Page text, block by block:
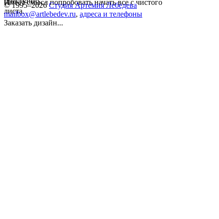
Имеет смысл попробовать начать все с чистого
листа.
© 1995–2026 Студия Артемия Лебедева
mailbox@artlebedev.ru, адреса и телефоны
Заказать дизайн...